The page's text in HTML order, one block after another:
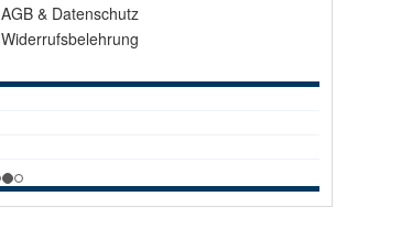
AGB & Datenschutz
Widerrufsbelehrung